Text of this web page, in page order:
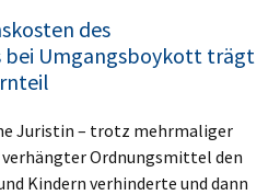
des
bei Umgangsboykott trägt
Juristin – trotz mehrmaliger
verhängter Ordnungsmittel den
Kindern verhinderte und dann